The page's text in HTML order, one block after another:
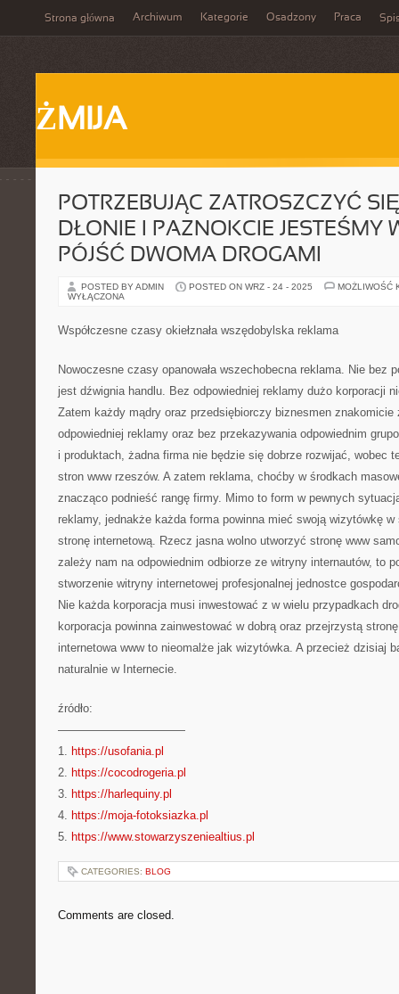
Strona główna Archiwum Kategorie Osadzony Praca
ŻMIJA
POTRZEBUJĄC ZATROSZCZYĆ
DŁONIE I PAZNOKCIE JESTEŚMY
PÓJŚĆ DWOMA DROGAMI
POSTED BY ADMIN POSTED ON WRZ - 24 - 2025
MOŻLIWOŚĆ
WYŁĄCZONA
Współczesne czasy okiełznała wszędobylska reklama
Nowoczesne czasy opanowała wszechobecna reklama. Nie bez
jest dźwignia handlu. Bez odpowiedniej reklamy dużo korporacji
Zatem każdy mądry oraz przedsiębiorczy biznesmen znakomicie
odpowiedniej reklamy oraz bez przekazywania odpowiednim
i produktach, żadna firma nie będzie się dobrze rozwijać, wobec
stron www rzeszów. A zatem reklama, choćby w środkach
znacząco podnieść rangę firmy. Mimo to form w pewnych
reklamy, jednakże każda forma powinna mieć swoją wizytówkę
stronę internetową. Rzecz jasna wolno utworzyć stronę www
zależy nam na odpowiednim odbiorze ze witryny internautów, to
stworzenie witryny internetowej profesjonalnej jednostce
Nie każda korporacja musi inwestować z w wielu przypadkach
korporacja powinna zainwestować w dobrą oraz przejrzystą
internetowa www to nieomalże jak wizytówka. A przecież dzisiaj
naturalnie w Internecie.
źródło:
———————————
1. https://usofania.pl
2. https://cocodrogeria.pl
3. https://harlequiny.pl
4. https://moja-fotoksiazka.pl
5. https://www.stowarzyszeniealtius.pl
CATEGORIES: BLOG
Comments are closed.